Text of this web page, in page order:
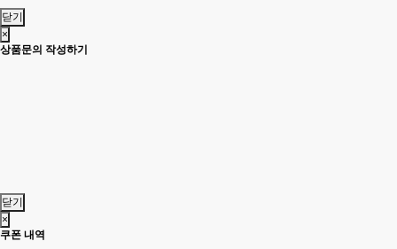
닫기
×
상품문의 작성하기
닫기
×
쿠폰 내역